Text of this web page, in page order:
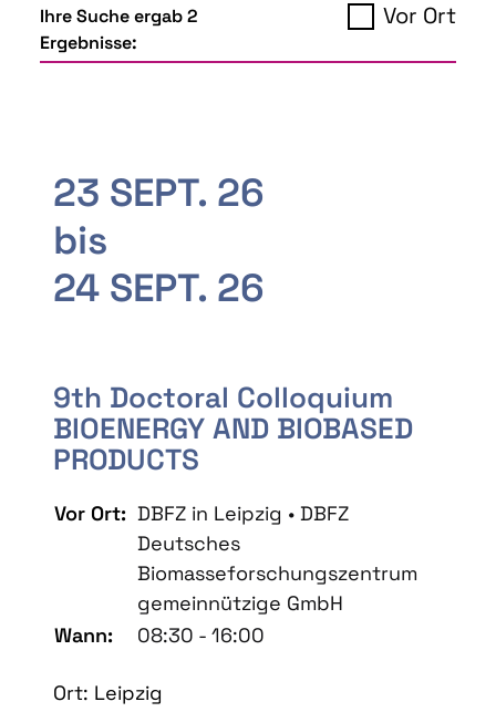
Ihre Suche ergab 2
Ergebnisse:
Vor Ort
23 SEPT. 26
bis
24 SEPT. 26
9th Doctoral Colloquium
BIOENERGY AND BIOBASED
PRODUCTS
Vor Ort: DBFZ in Leipzig • DBFZ
Deutsches
Biomasseforschungszentrum
gemeinnützige GmbH
Wann:
08:30 - 16:00
Ort: Leipzig